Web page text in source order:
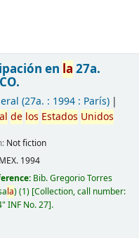
en la 27a.
(27a. : 1994 : París)
de los Estados Unidos
Not fiction
1994
Bib. Gregorio Torres
la)(1) Collection, call number:
INF No. 27 .